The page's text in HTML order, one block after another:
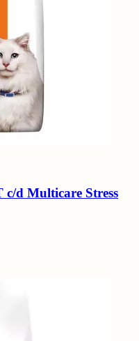
d Multicare Stress